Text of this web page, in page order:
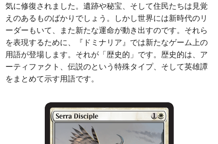
気に修復されました。遺跡や秘宝、そして住民たちは見覚
えのあるものばかりでしょう。しかし世界には新時代のリ
ーダーもいて、また新たな運命が動き出すのです。それら
を表現するために、『ドミナリア』では新たなゲーム上の
用語が登場します。それが「歴史的」です。歴史的は、ア
ーティファクト、伝説のという特殊タイプ、そして英雄譚
をまとめて示す用語です。